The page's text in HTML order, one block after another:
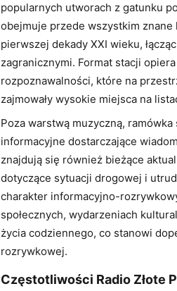
popularnych utworach z gatunku
obejmuje przede wszystkim znane
pierwszej dekady XXI wieku,
zagranicznymi. Format stacji
rozpoznawalności, które na
zajmowały wysokie miejsca na
Poza warstwą muzyczną,
informacyjne dostarczające
znajdują się również bieżące
dotyczące sytuacji drogowej i
charakter informacyjno-
społecznych, wydarzeniach
życia codziennego, co stanowi
rozrywkowej.
Częstotliwości Radio Złote